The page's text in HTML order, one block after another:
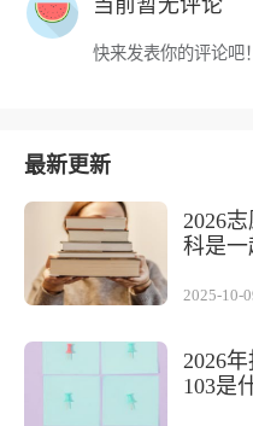
当前暂无评论
快来发表你的评论吧！
最新更新
2026
科是一
2025-10-
2026
103是